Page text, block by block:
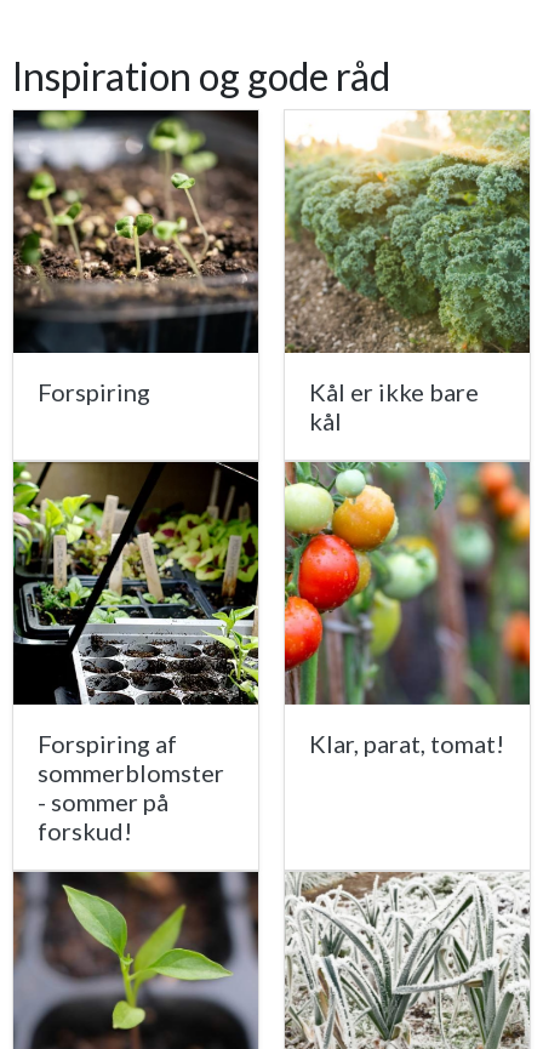
Inspiration og gode råd
Forspiring
Kål er ikke bare
kål
Forspiring af
sommerblomster
- sommer på
forskud!
Klar, parat, tomat!